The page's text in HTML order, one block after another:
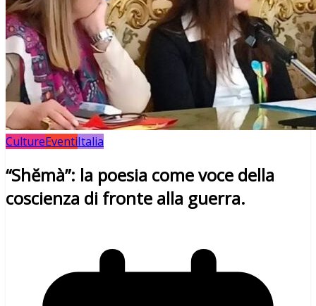
CultureEventiItalia
“Shĕmà”: la poesia come voce della
coscienza di fronte alla guerra.